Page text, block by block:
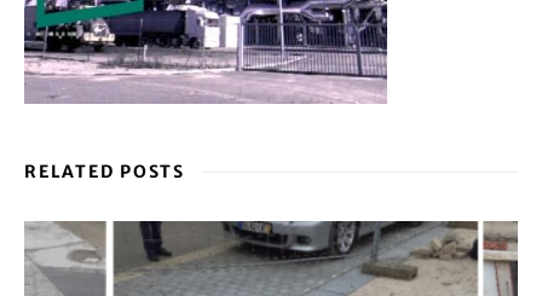
RELATED POSTS